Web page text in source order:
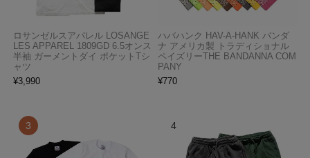
ロサンゼルスアパレル LOSANGE
LES APPAREL 1809GD 6.5オンス
半袖 ガーメントダイ ポケットTシ
ャツ
¥3,990
ハバハンク HAV-A-HANK バンダ
ナ アメリカ製 トラディショナル
ペイズリーTHE BANDANNA COM
PANY
¥770